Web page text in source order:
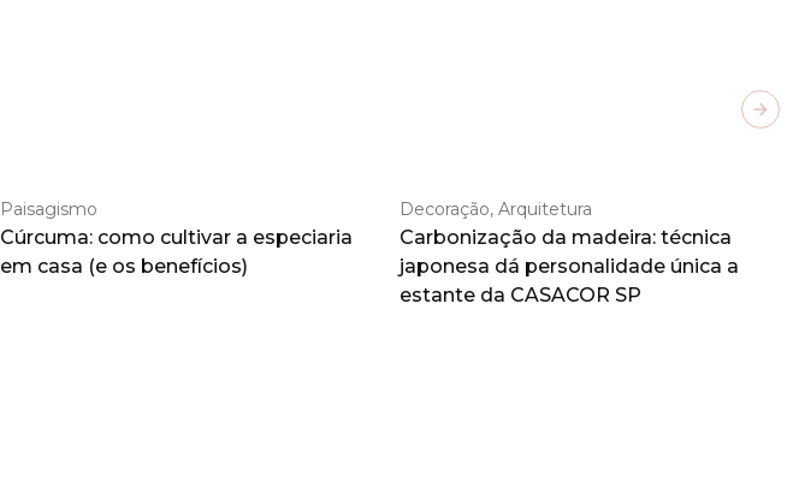
Paisagismo
Cúrcuma: como cultivar a especiaria
em casa (e os benefícios)
Decoração, Arquitetura
Carbonização da madeira: técnica
japonesa dá personalidade única a
estante da CASACOR SP